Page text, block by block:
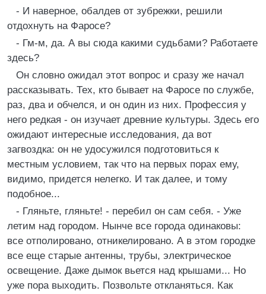
- И наверное, обалдев от зубрежки, решили
отдохнуть на Фаросе?
- Гм-м, да. А вы сюда какими судьбами? Работаете
здесь?
Он словно ожидал этот вопрос и сразу же начал
рассказывать. Тех, кто бывает на Фаросе по службе,
раз, два и обчелся, и он один из них. Профессия у
него редкая - он изучает древние культуры. Здесь его
ожидают интересные исследования, да вот
загвоздка: он не удосужился подготовиться к
местным условием, так что на первых порах ему,
видимо, придется нелегко. И так далее, и тому
подобное...
- Гляньте, гляньте! - перебил он сам себя. - Уже
летим над городом. Нынче все города одинаковы:
все отполировано, отникелировано. А в этом городке
все еще старые антенны, трубы, электрическое
освещение. Даже дымок вьется над крышами... Но
уже пора выходить. Позвольте откланяться. Как